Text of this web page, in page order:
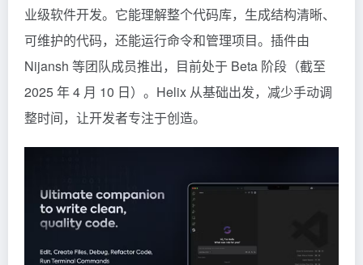
业级软件开发。它能理解整个代码库，生成结构清晰、
可维护的代码，还能运行命令和管理项目。插件由
Nijansh 等团队成员推出，目前处于 Beta 阶段（截至
2025 年 4 月 10 日）。Helix 从基础出发，减少手动调
整时间，让开发者专注于创造。